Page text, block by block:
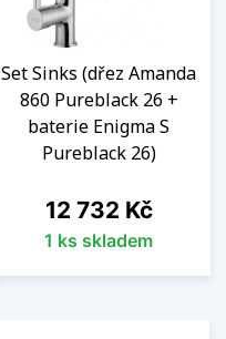
Set Sinks (dřez Amanda
860 Pureblack 26 +
baterie Enigma S
Pureblack 26)
Cena
12 732 Kč
1 ks skladem